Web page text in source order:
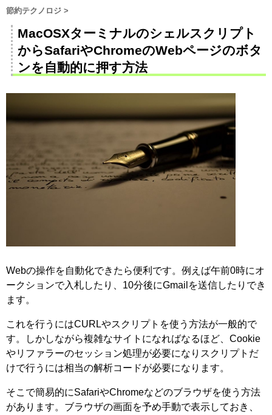
節約テクノロジ >
MacOSXターミナルのシェルスクリプト
からSafariやChromeのWebページのボタ
ンを自動的に押す方法
Webの操作を自動化できたら便利です。例えば午前0時にオ
ークションで入札したり、10分後にGmailを送信したりでき
ます。
これを行うにはCURLやスクリプトを使う方法が一般的で
す。しかしながら複雑なサイトになればなるほど、Cookie
やリファラーのセッション処理が必要になりスクリプトだ
けで行うには相当の解析コードが必要になります。
そこで簡易的にSafariやChromeなどのブラウザを使う方法
があります。ブラウザの画面を予め手動で表示しておき、